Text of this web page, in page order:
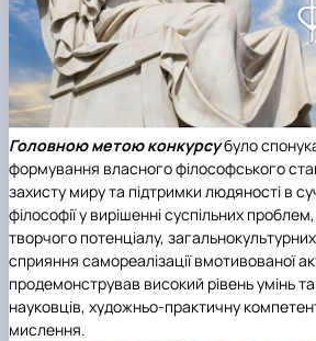
Головною метою конкурсубуло
формування власного філософського
захисту миру та підтримки людяності в
філософії у вирішенні суспільних
творчого потенціалу,
сприяння самореалізації вмотивованої
продемонстрував високий рівень умінь
науковців, художньо-практичну
мислення.